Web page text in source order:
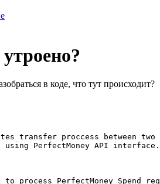
в коде, что тут происходит?
transfer proccess between two
using PerfectMoney API interface.
process PerfectMoney Spend